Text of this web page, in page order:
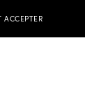
ACCEPTER